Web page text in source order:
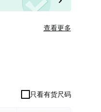
查看更多
只看有货尺码